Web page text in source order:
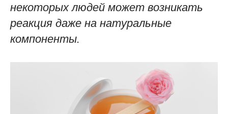
некоторых людей может возникать
реакция даже на натуральные
компоненты.